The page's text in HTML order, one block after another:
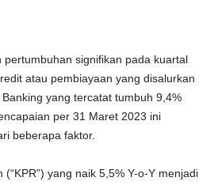
pertumbuhan signifikan pada kuartal
atau pembiayaan yang disalurkan
yang tercatat tumbuh 9,4%
per 31 Maret 2023 ini
beberapa faktor.
yang naik 5,5% Y-o-Y menjadi